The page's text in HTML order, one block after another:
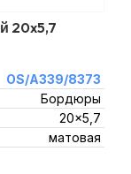
20x5,7
OS/A339/8373
Бордюры
20x5,7
матовая